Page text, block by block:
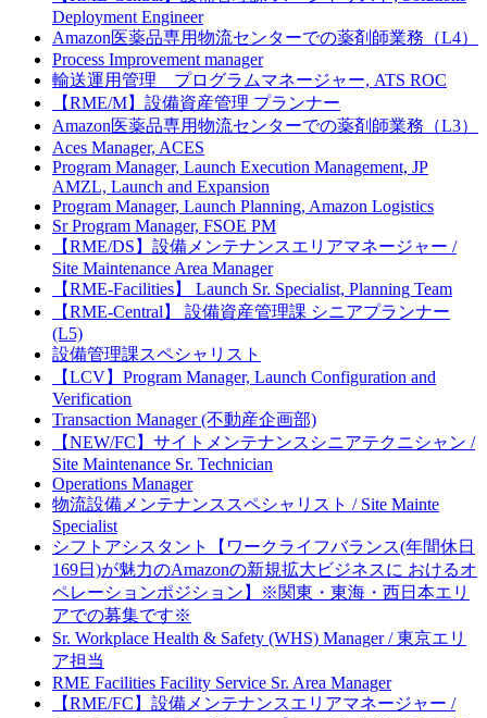
Deployment Engineer
Amazon医薬品専用物流センターでの薬剤師業務（L4）
Process Improvement manager
輸送運用管理 プログラムマネージャー, ATS ROC
【RME/M】設備資産管理 プランナー
Amazon医薬品専用物流センターでの薬剤師業務（L3）
Aces Manager, ACES
Program Manager, Launch Execution Management, JP
AMZL, Launch and Expansion
Program Manager, Launch Planning, Amazon Logistics
Sr Program Manager, FSOE PM
【RME/DS】設備メンテナンスエリアマネージャー /
Site Maintenance Area Manager
【RME-Facilities】 Launch Sr. Specialist, Planning Team
【RME-Central】 設備資産管理課 シニアプランナー
(L5)
設備管理課スペシャリスト
【LCV】Program Manager, Launch Configuration and
Verification
Transaction Manager (不動産企画部)
【NEW/FC】サイトメンテナンスシニアテクニシャン /
Site Maintenance Sr. Technician
Operations Manager
物流設備メンテナンススペシャリスト / Site Mainte
Specialist
シフトアシスタント【ワークライフバランス(年間休日
169日)が魅力のAmazonの新規拡大ビジネスに おけるオ
ペレーションポジション】※関東・東海・西日本エリ
アでの募集です※
Sr. Workplace Health & Safety (WHS) Manager / 東京エリ
ア担当
RME Facilities Facility Service Sr. Area Manager
【RME/FC】設備メンテナンスエリアマネージャー /